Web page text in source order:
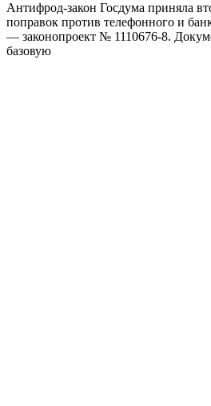
Антифрод-закон Госдума приняла
поправок против телефонного и
— законопроект № 1110676-8.
базовую